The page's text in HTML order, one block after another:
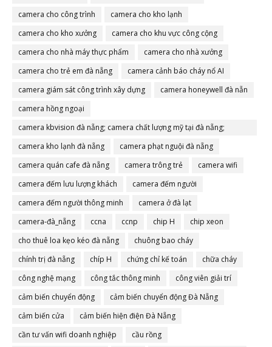
camera cho công trình
camera cho kho lạnh
camera cho kho xưởng
camera cho khu vực công cộng
camera cho nhà máy thực phẩm
camera cho nhà xưởng
camera cho trẻ em đà nẵng
camera cảnh báo cháy nổ AI
camera giám sát công trình xây dựng
camera honeywell đà nẵn
camera hồng ngoại
camera kbvision đà nẵng; camera chất lượng mỹ tại đà nẵng;
camera đà nẵng
camera kho lạnh đà nẵng
camera phạt nguội đà nẵng
camera quán cafe đà nẵng
camera trông trẻ
camera wifi
camera đếm lưu lượng khách
camera đếm người
camera đếm người thông minh
camera ở đà lạt
camera-đà_nẵng
ccna ccnp chip H
chip xeon
cho thuê loa kẹo kéo đà nẵng
chuông bao cháy
chính trị đà nẵng
chíp H chứng chỉ kế toán
chữa cháy
công nghệ mạng
công tắc thông minh
công viên giải trí
cảm biến chuyển động
cảm biến chuyển động Đà Nẵng
cảm biến cửa
cảm biến hiện điện Đà Nẵng
cần tư vấn wifi doanh nghiệp
cầu rồng